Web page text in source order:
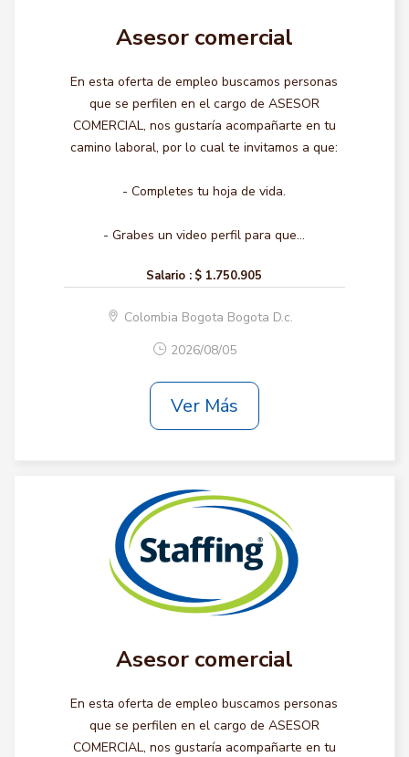
Asesor comercial
En esta oferta de empleo buscamos personas
que se perfilen en el cargo de ASESOR
COMERCIAL, nos gustaría acompañarte en tu
camino laboral, por lo cual te invitamos a que:
- Completes tu hoja de vida.
- Grabes un video perfil para que...
Salario : $ 1.750.905
Colombia Bogota Bogota D.c.
2026/08/05
Ver Más
Asesor comercial
En esta oferta de empleo buscamos personas
que se perfilen en el cargo de ASESOR
COMERCIAL, nos gustaría acompañarte en tu